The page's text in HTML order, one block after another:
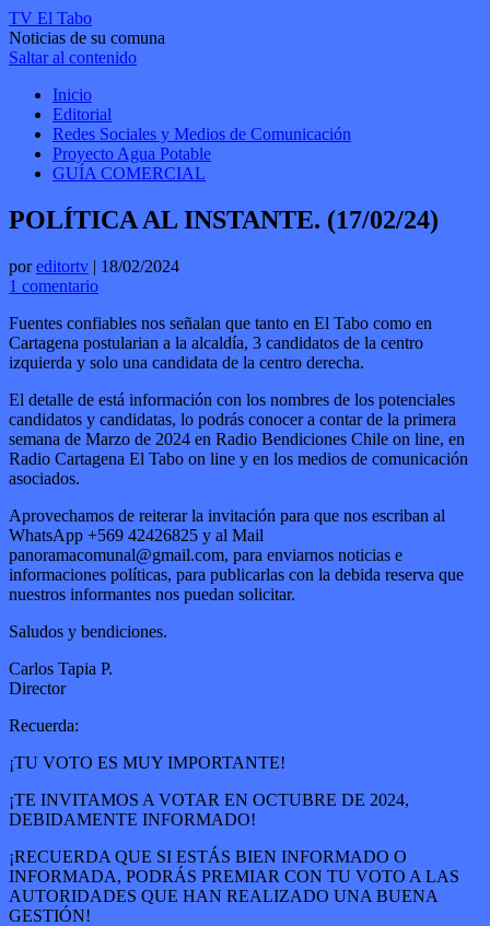
TV El Tabo
Noticias de su comuna
Saltar al contenido
Inicio
Editorial
Redes Sociales y Medios de Comunicación
Proyecto Agua Potable
GUÍA COMERCIAL
POLÍTICA AL INSTANTE. (17/02/24)
poreditortv | 18/02/2024
1 comentario
Fuentes confiables nos señalan que tanto en El Tabo como en
Cartagena postularian a la alcaldía, 3 candidatos de la centro
izquierda y solo una candidata de la centro derecha.
El detalle de está información con los nombres de los potenciales
candidatos y candidatas, lo podrás conocer a contar de la primera
semana de Marzo de 2024 en Radio Bendiciones Chile on line, en
Radio Cartagena El Tabo on line y en los medios de comunicación
asociados.
Aprovechamos de reiterar la invitación para que nos escriban al
WhatsApp +569 42426825 y al Mail
panoramacomunal@gmail.com, para enviarnos noticias e
informaciones políticas, para publicarlas con la debida reserva que
nuestros informantes nos puedan solicitar.
Saludos y bendiciones.
Carlos Tapia P.
Director
Recuerda:
¡TU VOTO ES MUY IMPORTANTE!
¡TE INVITAMOS A VOTAR EN OCTUBRE DE 2024,
DEBIDAMENTE INFORMADO!
¡RECUERDA QUE SI ESTÁS BIEN INFORMADO O
INFORMADA, PODRÁS PREMIAR CON TU VOTO A LAS
AUTORIDADES QUE HAN REALIZADO UNA BUENA
GESTIÓN!